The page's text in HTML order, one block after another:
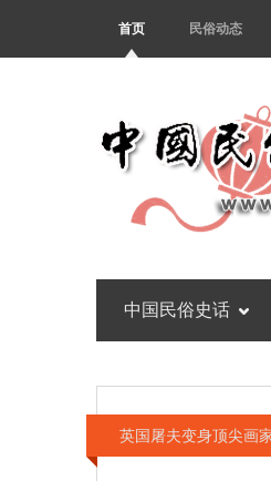
首页 民俗动态
中国民俗史话
英国屠夫变身顶尖画